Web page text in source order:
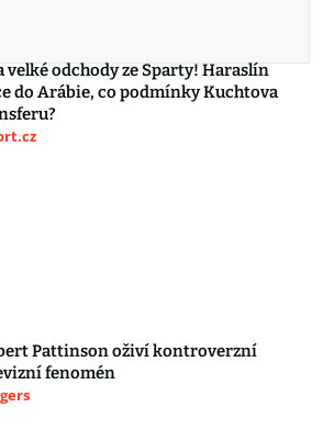
velké odchody ze Sparty! Haraslín
do Arábie, co podmínky Kuchtova
Pattinson oživí kontroverzní
fenomén